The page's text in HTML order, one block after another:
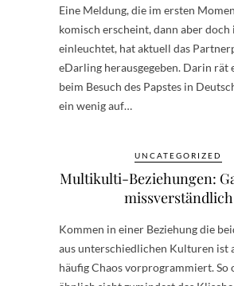
Eine Meldung, die im ersten
komisch erscheint, dann aber
einleuchtet, hat aktuell das
eDarling herausgegeben. Darin rät
beim Besuch des Papstes in
ein wenig auf…
UNCATEGORIZED
Multikulti-Beziehungen:
missverständlich
Kommen in einer Beziehung die
aus unterschiedlichen Kulturen ist
häufig Chaos vorprogrammiert. So